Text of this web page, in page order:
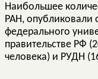
Наибольшее
РАН, опубликовали
федерального
правительстве РФ
человека) и РУДН